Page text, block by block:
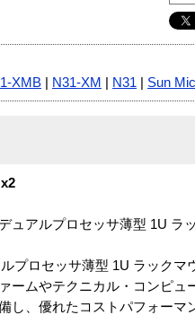
XMB N31-XM N31 Sun
ュアルプロセッサ薄型 1U ラ
プロセッサ薄型 1U ラック
ームやテクニカル・コンピ
し、優れたコストパフォーマ